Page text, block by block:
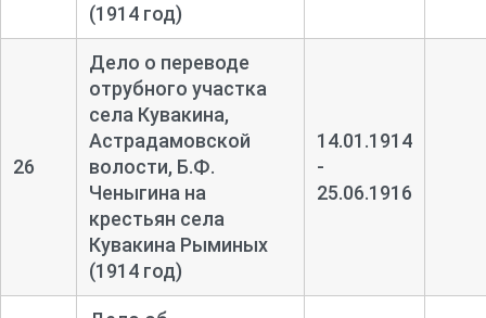
(1914 год)
26
Дело о переводе
отрубного участка
села Кувакина,
Астрадамовской
волости, Б.Ф.
Ченыгина на
крестьян села
Кувакина Рыминых
(1914 год)
14.01.1914
-
25.06.1916